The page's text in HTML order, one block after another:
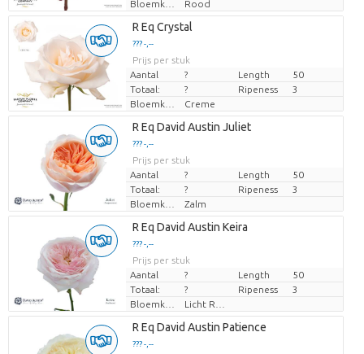
Bloemkleur
Rood
R Eq Crystal
??? -,--
Prijs per stuk
Aantal
? Length
50
Totaal:
? Ripeness
3
Bloemkleur
Creme
R Eq David Austin Juliet
??? -,--
Prijs per stuk
Aantal
? Length
50
Totaal:
? Ripeness
3
Bloemkleur
Zalm
R Eq David Austin Keira
??? -,--
Prijs per stuk
Aantal
? Length
50
Totaal:
? Ripeness
3
Bloemkleur
R Eq David Austin Patience
??? -,--